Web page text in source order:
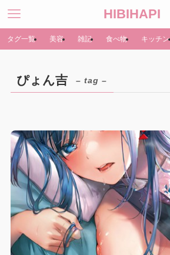
HIBIHAPI
タグ一覧 美容 雑記 食べ物 キッチン
ぴょん吉 – tag –